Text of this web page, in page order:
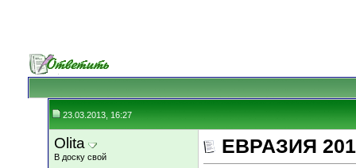
23.03.2013, 16:27
Olita
В доску свой ЕВРАЗИЯ